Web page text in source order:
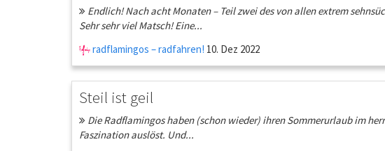
Endlich! Nach acht Monaten – Teil zwei des von allen extrem
Sehr sehr viel Matsch! Eine...
radflamingos – radfahren! 10. Dez 2022
Steil ist geil
Die Radflamingos haben (schon wieder) ihren Sommerurlaub im
Faszination auslöst. Und...